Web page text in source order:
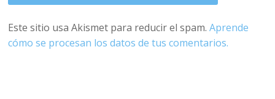
Este sitio usa Akismet para reducir el spam.Aprende
cómo se procesan los datos de tus comentarios.